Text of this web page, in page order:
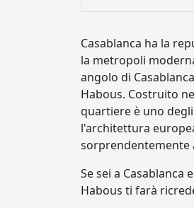
Casablanca ha la
la metropoli
angolo di
Habous. Costruito
quartiere è uno
l'architettura
sorprendentemente
Se sei a Casablanca
Habous ti farà